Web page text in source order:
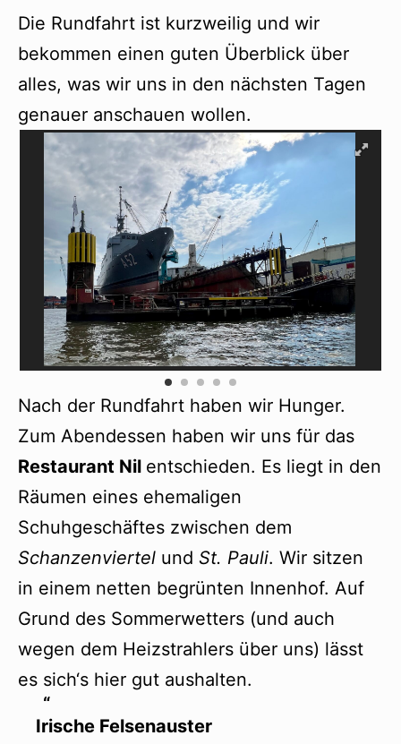
Die Rundfahrt ist kurzweilig und wir
bekommen einen guten Überblick über
alles, was wir uns in den nächsten Tagen
genauer anschauen wollen.
Nach der Rundfahrt haben wir Hunger.
Zum Abendessen haben wir uns für das
Restaurant Nil entschieden. Es liegt in den
Räumen eines ehemaligen
Schuhgeschäftes zwischen dem
Schanzenviertel und St. Pauli. Wir sitzen
in einem netten begrünten Innenhof. Auf
Grund des Sommerwetters (und auch
wegen dem Heizstrahlers über uns) lässt
es sich‘s hier gut aushalten.
Irische Felsenauster